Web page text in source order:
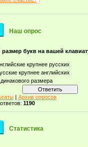
Наш опрос
размер букв на вашей
крупнее русских
крупнее английских
размера
| Архив опросов
1190
Статистика